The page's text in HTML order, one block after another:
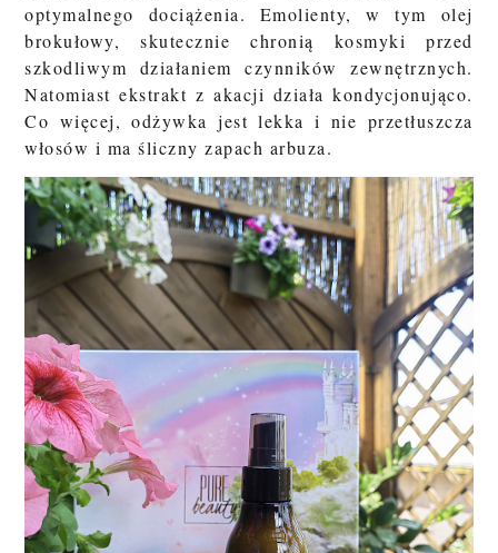
optymalnego dociążenia. Emolienty, w tym olej
brokułowy, skutecznie chronią kosmyki przed
szkodliwym działaniem czynników zewnętrznych.
Natomiast ekstrakt z akacji działa kondycjonująco.
Co więcej, odżywka jest lekka i nie przetłuszcza
włosów i ma śliczny zapach arbuza.